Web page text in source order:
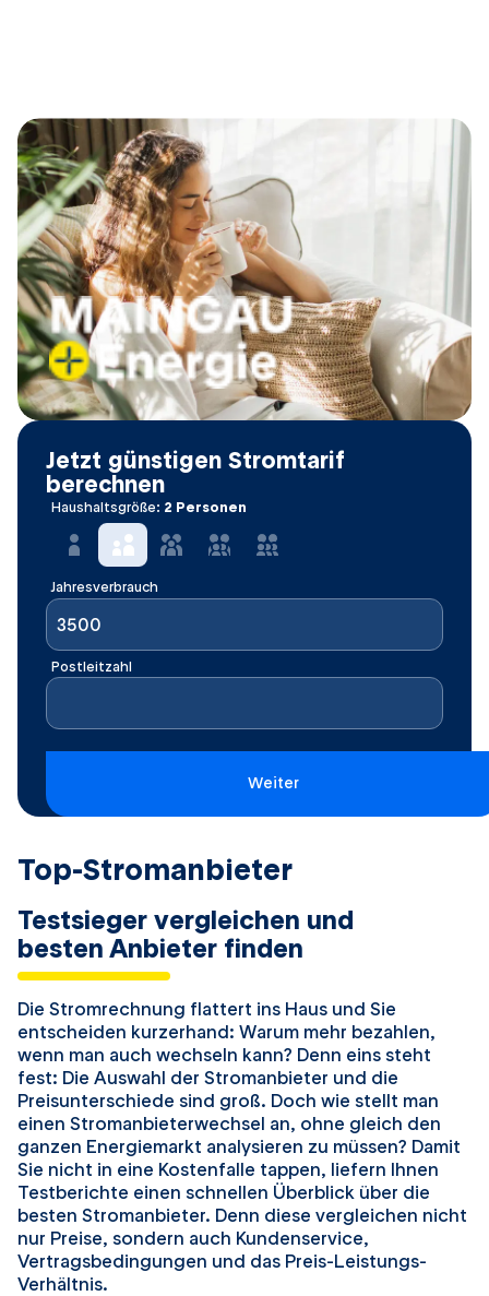
Stromanbieter im Test
Jetzt günstigen Stromtarif
berechnen
Haushaltsgröße: 2 Personen
Jahresverbrauch
Postleitzahl
Weiter
Top-Stromanbieter
Testsieger vergleichen und
besten Anbieter finden
Die Stromrechnung flattert ins Haus und Sie
entscheiden kurzerhand: Warum mehr bezahlen,
wenn man auch wechseln kann? Denn eins steht
fest: Die Auswahl der Stromanbieter und die
Preisunterschiede sind groß. Doch wie stellt man
einen Stromanbieterwechsel an, ohne gleich den
ganzen Energiemarkt analysieren zu müssen? Damit
Sie nicht in eine Kostenfalle tappen, liefern Ihnen
Testberichte einen schnellen Überblick über die
besten Stromanbieter. Denn diese vergleichen nicht
nur Preise, sondern auch Kundenservice,
Vertragsbedingungen und das Preis-Leistungs-
Verhältnis.